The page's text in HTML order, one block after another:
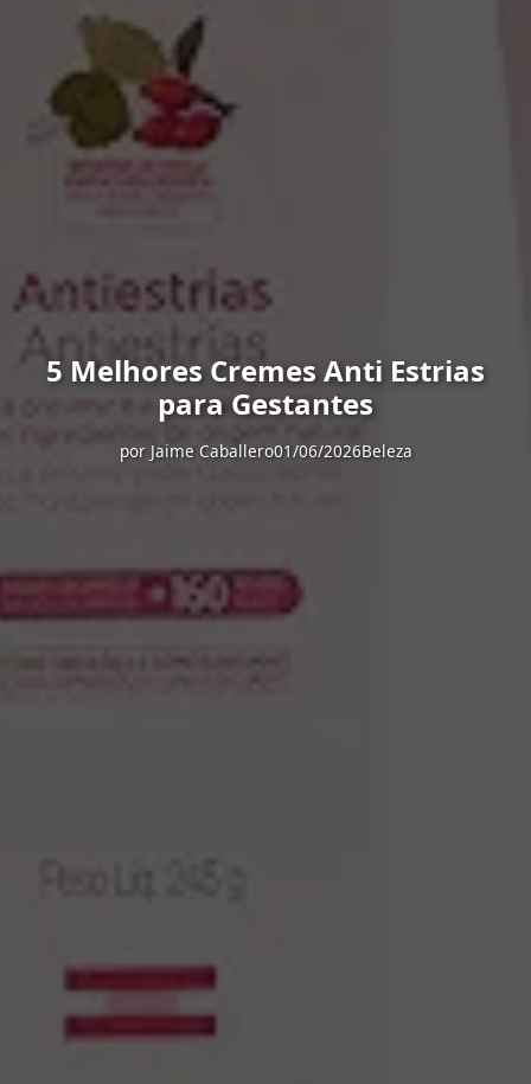
5 Melhores Cremes Anti Estrias
para Gestantes
por Jaime Caballero01/06/2026Beleza